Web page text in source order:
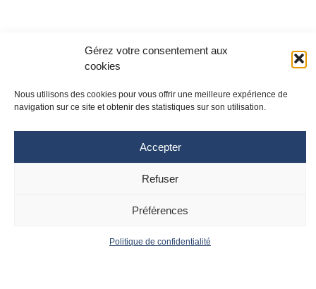
Gérez votre consentement aux
cookies
Nous utilisons des cookies pour vous offrir une meilleure expérience de
navigation sur ce site et obtenir des statistiques sur son utilisation.
Accepter
Refuser
Préférences
Politique de confidentialité
Site Toulouse Site Montpellier
Tél : 04 67 33 74 69
montpellier.fr